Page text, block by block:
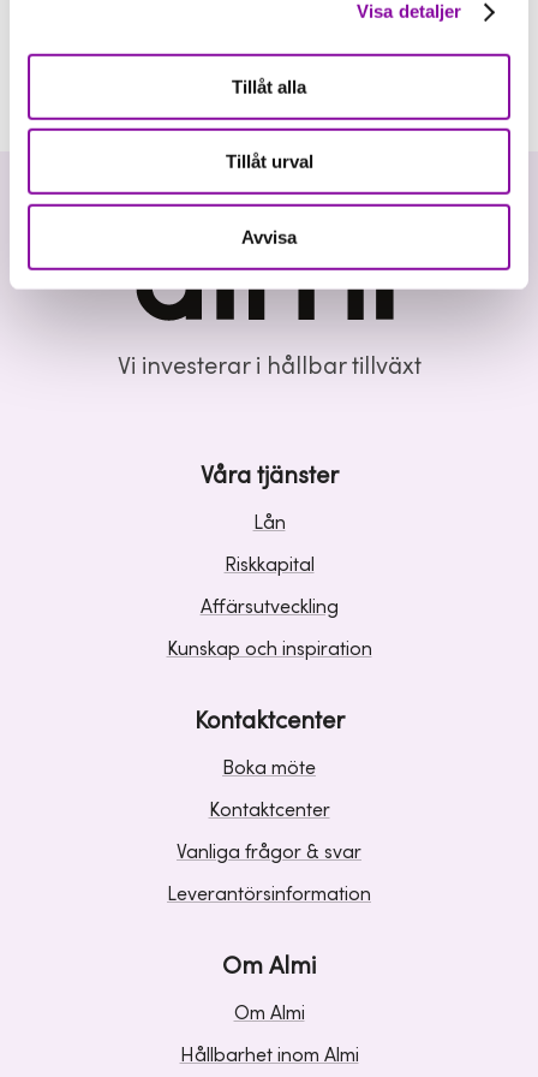
Visa detaljer
Tillåt alla
Tillåt urval
Avvisa
Vi investerar i hållbar tillväxt
Våra tjänster
Lån
Riskkapital
Affärsutveckling
Kunskap och inspiration
Kontaktcenter
Boka möte
Kontaktcenter
Vanliga frågor & svar
Leverantörsinformation
Om Almi
Om Almi
Hållbarhet inom Almi